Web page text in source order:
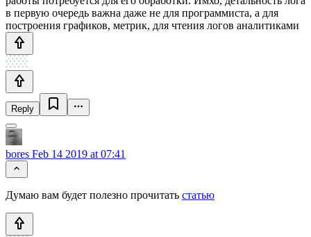
в первую очередь важна даже не для программиста, а для
построения графиков, метрик, для чтения логов аналитиками
Reply
bores Feb 14 2019 at 07:41
Думаю вам будет полезно прочитать статью